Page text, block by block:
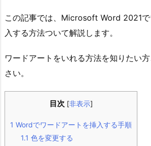
この記事では、Microsoft Word 2021
入する方法ついて解説します。
ワードアートをいれる方法を知りたい
さい。
目次 [非表示]
1 Wordでワードアートを挿入する手順
1.1 色を変更する